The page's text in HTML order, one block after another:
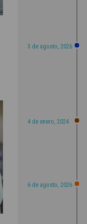
3 de agosto, 2026
4 de enero, 2024
6 de agosto, 2026